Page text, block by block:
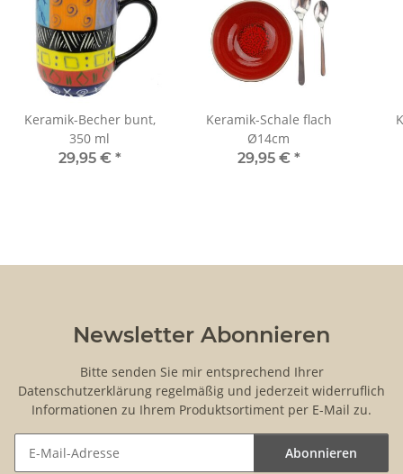
Keramik-Becher bunt,
350 ml
29,95 € *
Keramik-Schale flach
Ø14cm
29,95 € *
Newsletter Abonnieren
Bitte senden Sie mir entsprechend Ihrer
Datenschutzerklärung regelmäßig und jederzeit widerruflich
Informationen zu Ihrem Produktsortiment per E-Mail zu.
Abonnieren